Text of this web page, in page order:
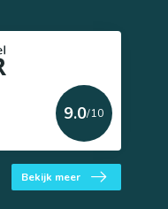
9.0/10
Bekijk meer